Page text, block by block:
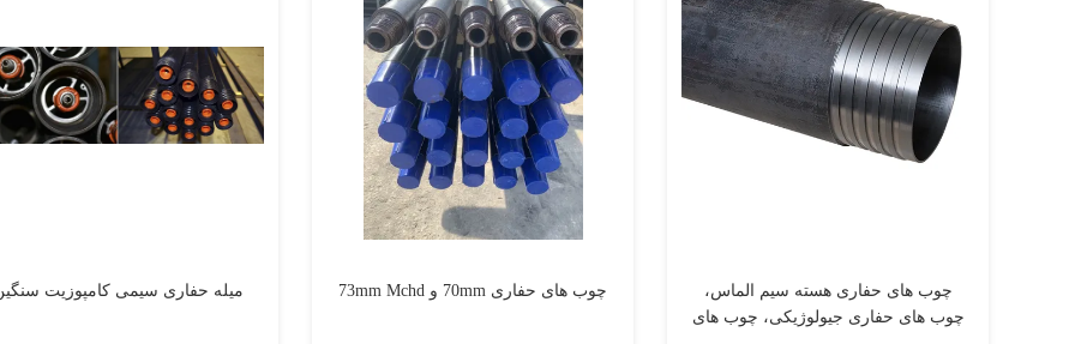
میله حفاری سیمی کامپوزیت چوب های حفاری 70mm و 73mm Mchd
چوب های حفاری هسته سیم الماس،
چوب های حفاری جیولوژیکی، چوب های